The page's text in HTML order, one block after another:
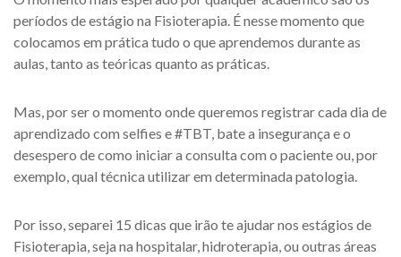
períodos de estágio na Fisioterapia. É nesse momento que
colocamos em prática tudo o que aprendemos durante as
aulas, tanto as teóricas quanto as práticas.
Mas, por ser o momento onde queremos registrar cada dia de
aprendizado com selfies e #TBT, bate a insegurança e o
desespero de como iniciar a consulta com o paciente ou, por
exemplo, qual técnica utilizar em determinada patologia.
Por isso, separei 15 dicas que irão te ajudar nos estágios de
Fisioterapia, seja na hospitalar, hidroterapia, ou outras áreas